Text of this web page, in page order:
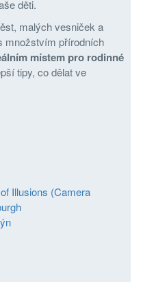
děti.
malých vesniček a
množstvím přírodních
místem pro rodinné
tipy, co dělat ve
Illusions (Camera